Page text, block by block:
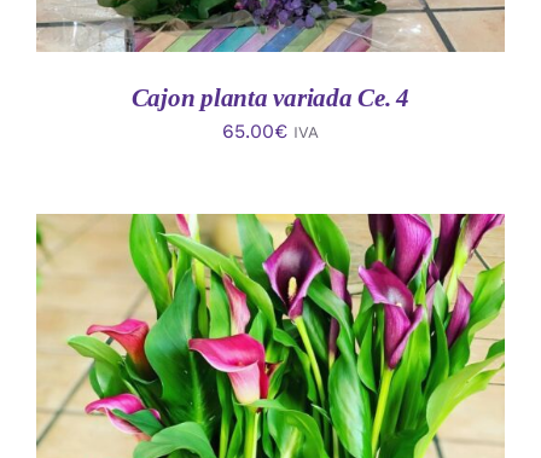
Cajon planta variada Ce. 4
65.00€ IVA
AÑADIR AL CARRITO
/